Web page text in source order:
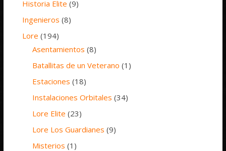
Historia Elite (9)
Ingenieros (8)
Lore (194)
Asentamientos (8)
Batallitas de un Veterano (1)
Estaciones (18)
Instalaciones Orbitales (34)
Lore Elite (23)
Lore Los Guardianes (9)
Misterios (1)